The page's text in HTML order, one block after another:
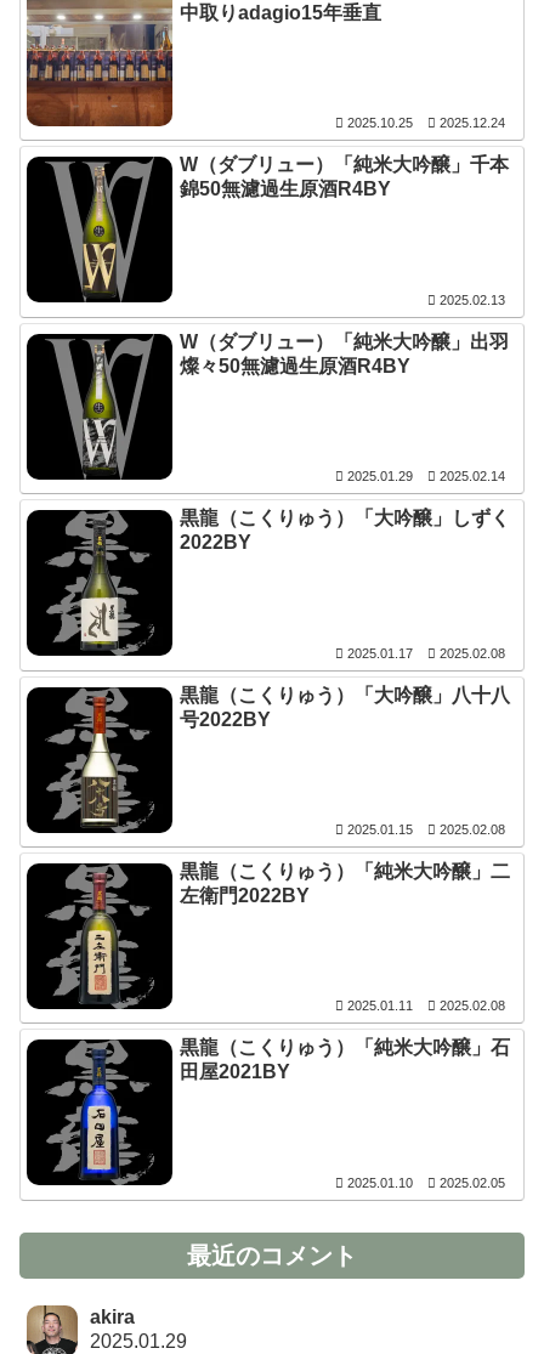
中取りadagio15年垂直
2025.10.25 2025.12.24
W（ダブリュー）「純米大吟醸」千本
錦50無濾過生原酒R4BY
2025.02.13
W（ダブリュー）「純米大吟醸」出羽
燦々50無濾過生原酒R4BY
2025.01.29 2025.02.14
黒龍（こくりゅう）「大吟醸」しずく
2022BY
2025.01.17 2025.02.08
黒龍（こくりゅう）「大吟醸」八十八
号2022BY
2025.01.15 2025.02.08
黒龍（こくりゅう）「純米大吟醸」二
左衛門2022BY
2025.01.11 2025.02.08
黒龍（こくりゅう）「純米大吟醸」石
田屋2021BY
2025.01.10 2025.02.05
最近のコメント
akira
2025.01.29